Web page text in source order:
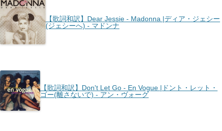
【歌詞和訳】Dear Jessie - Madonna |ディア・ジェシー
(ジェシーへ) - マドンナ
【歌詞和訳】Don't Let Go - En Vogue |ドント・レット・
ゴー(離さないで) - アン・ヴォーグ